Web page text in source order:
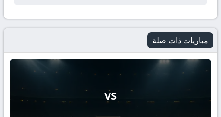
مباريات ذات صلة
VS